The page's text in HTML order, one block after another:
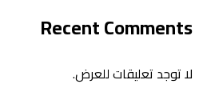
Recent Comments
لا توجد تعليقات للعرض.